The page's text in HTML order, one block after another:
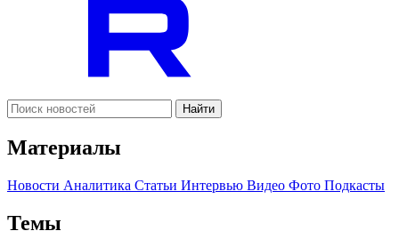
Найти
Материалы
Новости Аналитика Статьи Интервью Видео Фото Подкасты
Темы